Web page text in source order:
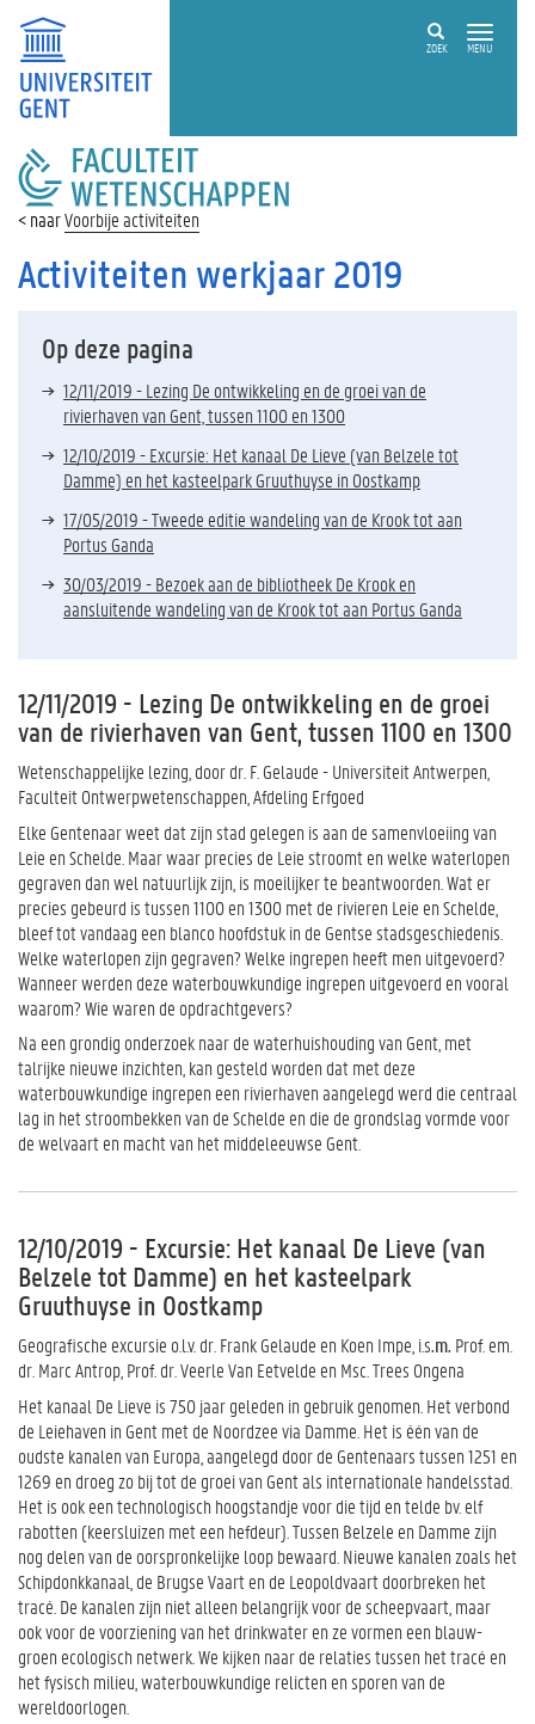
ZOEK MENU
FACULTEIT
WETENSCHAPPEN
Voorbije activiteiten
Activiteiten werkjaar 2019
Op deze pagina
12/11/2019 - Lezing De ontwikkeling en de groei van de
rivierhaven van Gent, tussen 1100 en 1300
12/10/2019 - Excursie: Het kanaal De Lieve (van Belzele tot
Damme) en het kasteelpark Gruuthuyse in Oostkamp
17/05/2019 - Tweede editie wandeling van de Krook tot aan
Portus Ganda
30/03/2019 - Bezoek aan de bibliotheek De Krook en
aansluitende wandeling van de Krook tot aan Portus Ganda
12/11/2019 - Lezing De ontwikkeling en de groei
van de rivierhaven van Gent, tussen 1100 en 1300
Wetenschappelijke lezing, door dr. F. Gelaude - Universiteit Antwerpen,
Faculteit Ontwerpwetenschappen, Afdeling Erfgoed
Elke Gentenaar weet dat zijn stad gelegen is aan de samenvloeiing van
Leie en Schelde. Maar waar precies de Leie stroomt en welke waterlopen
gegraven dan wel natuurlijk zijn, is moeilijker te beantwoorden. Wat er
precies gebeurd is tussen 1100 en 1300 met de rivieren Leie en Schelde,
bleef tot vandaag een blanco hoofdstuk in de Gentse stadsgeschiedenis.
Welke waterlopen zijn gegraven? Welke ingrepen heeft men uitgevoerd?
Wanneer werden deze waterbouwkundige ingrepen uitgevoerd en vooral
waarom? Wie waren de opdrachtgevers?
Na een grondig onderzoek naar de waterhuishouding van Gent, met
talrijke nieuwe inzichten, kan gesteld worden dat met deze
waterbouwkundige ingrepen een rivierhaven aangelegd werd die centraal
lag in het stroombekken van de Schelde en die de grondslag vormde voor
de welvaart en macht van het middeleeuwse Gent.
12/10/2019 - Excursie: Het kanaal De Lieve (van
Belzele tot Damme) en het kasteelpark
Gruuthuyse in Oostkamp
Geografische excursie o.l.v. dr. Frank Gelaude en Koen Impe, i.s.m. Prof. em.
dr. Marc Antrop, Prof. dr. Veerle Van Eetvelde en Msc. Trees Ongena
Het kanaal De Lieve is 750 jaar geleden in gebruik genomen. Het verbond
de Leiehaven in Gent met de Noordzee via Damme. Het is één van de
oudste kanalen van Europa, aangelegd door de Gentenaars tussen 1251 en
1269 en droeg zo bij tot de groei van Gent als internationale handelsstad.
Het is ook een technologisch hoogstandje voor die tijd en telde bv. elf
rabotten (keersluizen met een hefdeur). Tussen Belzele en Damme zijn
nog delen van de oorspronkelijke loop bewaard. Nieuwe kanalen zoals het
Schipdonkkanaal, de Brugse Vaart en de Leopoldvaart doorbreken het
tracé. De kanalen zijn niet alleen belangrijk voor de scheepvaart, maar
ook voor de voorziening van het drinkwater en ze vormen een blauw-
groen ecologisch netwerk. We kijken naar de relaties tussen het tracé en
het fysisch milieu, waterbouwkundige relicten en sporen van de
wereldoorlogen.